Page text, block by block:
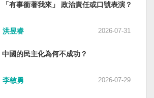
「有事衝著我來」 政治責任或口號表演？
洪昱睿 2026-07-31
中國的民主化為何不成功？
李敏勇 2026-07-29